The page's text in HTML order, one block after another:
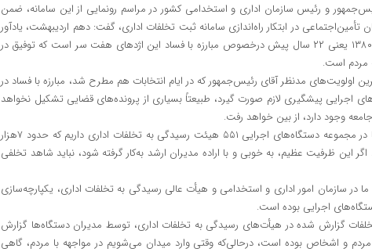
و رئیس سازمان اداری و استخدامی کشور در مراسم رونمایی از این سامانه، ضمن
تأمین‌اجتماعی در ابتکار راه‌اندازی سامانه ثبت تخلفات اداری، گفت: دهم اردیبهشت، یادآور
فرمان هشت ماده‌ای مقام معظم رهبری در سال ۱۳۸۰ یعنی ۲۲ سال پیش درخصوص مبارزه با فساد این اژدهای هفت سر است که توفیق در
مردم است.
اولویت‌های مدنظر آقای رئیس‌جمهور که در ایام انتخابات هم مطرح شد، مبارزه با فساد در
اجرایی پیشگیری لازم صورت گیرد، طبیعتاً بسیاری از پرونده‌های قضایی تشکیل نخواهد
وجود دارد، از بین خواهد رفت.
رئیس سازمان اداری و استخدامی کشور افزود: ما در مجموعه دستگاه‌های اجرایی ۵۵۱ هیئت رسیدگی به تخلفات اداری داریم که حدود ۷هزار
این ظرفیت عظیم، به خوبی و با اراده مدیران ارشد به‌کار گرفته شود، نباید شاهد تخلفی
همچنین گفت: در سال ۱۴۰۱ سیاست ما در سازمان امور اداری و استخدامی و هیأت عالی رسیدگی به تخلفات اداری، یکپارچه‌سازی
اجرایی بوده است.
گزارش شده در هیأت‌های رسیدگی به تخلفات اداری، توسط مدیران دستگاه‌ها گزارش
و اشخاص بوده است، درحالی‌که وقتی وارد میدان می‌شویم در مواجهه با مردم، گاهی